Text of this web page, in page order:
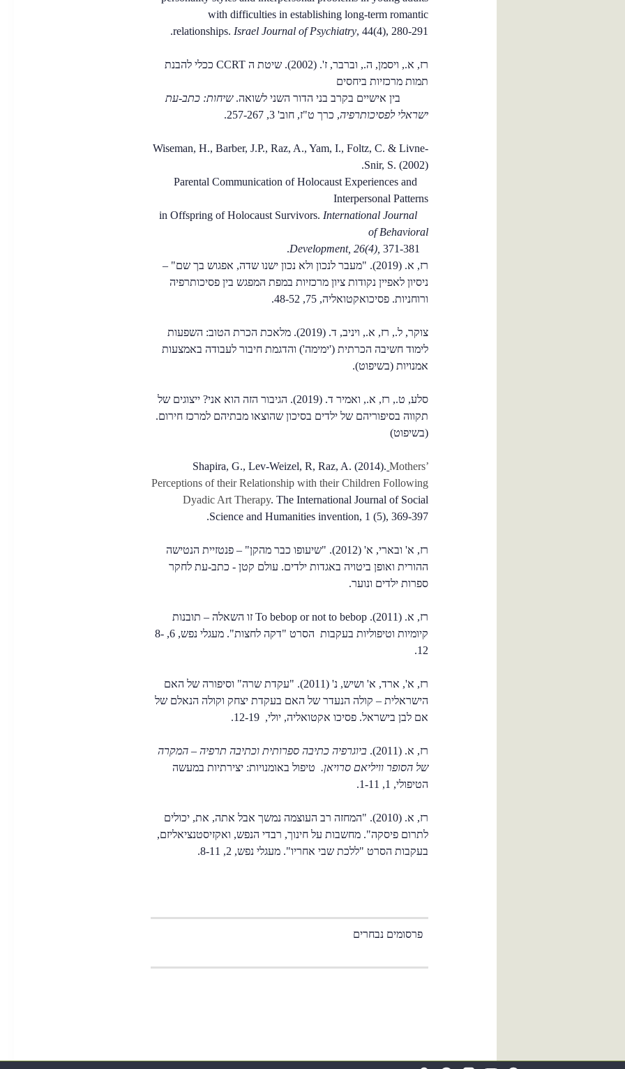
with difficulties in establishing long-term romantic
relationships. Israel Journal of Psychiatry, 44(4), 280-291.
רז, א., ויסמן, ה., וברבר, ז'. (2002). שיטת ה CCRT ככלי להבנת
תמות מרכזיות ביחסים
בין אישיים בקרב בני הדור השני לשואה.שיחות: כתב-עת
ישראלי לפסיכותרפיה, כרך ט"ז, חוב' 3, 257-267.
Wiseman, H., Barber, J.P., Raz, A., Yam, I., Foltz, C. & Livne-
Snir, S. (2002).
Parental Communication of Holocaust Experiences and
Interpersonal Patterns
International Journal
of Behavioral
371-381.
רז, א. (2019). "מעבר לנכון ולא נכון ישנו שדה, אפגוש בך שם" –
ניסיון לאפיין נקודות ציון מרכזיות במפת המפגש בין פסיכותרפיה
ורוחניות. פסיכואקטואליה, 75, 48-52.
צוקר, ל., רז, א., ויניב, ד. (2019). מלאכת הכרת הטוב: השפעות
לימוד חשיבה הכרתית ('ימימה') והדגמת חיבור לעבודה באמצעות
אמנויות (בשיפוט).
סלע, ט., רז, א., ואמיר ד. (2019). הגיבור הזה הוא אני? ייצוגים של
תקווה בסיפוריהם של ילדים בסיכון שהוצאו מבתיהם למרכז חירום.
(בשיפוט)
Shapira, G., Lev-Weizel, R, Raz, A. (2014). Mothers’
Perceptions of their Relationship with their Children Following
Dyadic Art Therapy. The International Journal of Social
Science and Humanities invention, 1 (5), 369-397.
רז, א' ובארי, א' (2012). "שיעופו כבר מהקן" – פנטזיית הנטישה
ההורית ואופן ביטויה באגדות ילדים. עולם קטן - כתב-עת לחקר
ספרות ילדים ונוער.
רז, א. (2011). To bebop or not to bebop זו השאלה – תובנות
קיומיות וטיפוליות בעקבות הסרט "דקה לחצות". מעגלי נפש, 6, 8-
12.
רז, א', ארד, א' ושיש, נ' (2011). "עקדת שרה" וסיפורה של האם
הישראלית – קולה הנעדר של האם בעקדת יצחק וקולה הנאלם של
אם לבן בישראל. פסיכו אקטואליה, יולי, 12-19.
רז, א. (2011).
ביוגרפיה כתיבה ספרותית וכתיבה תרפיה – המקרה
של הסופר וויליאם סרויאן. טיפול באומנויות: יצירתיות במעשה
הטיפולי, 1, 1-11.
רז, א. (2010). "המחזה רב העוצמה נמשך אבל אתה, את, יכולים
לתרום פיסקה". מחשבות על חינוך, רבדי הנפש, ואקזיסטנציאליזם,
בעקבות הסרט "ללכת שבי אחריו". מעגלי נפש, 2, 8-11.
פרסומים נבחרים